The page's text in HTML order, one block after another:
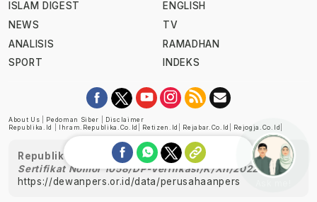
ISLAM DIGEST
NEWS
ANALISIS
SPORT
ENGLISH
TV
RAMADHAN
INDEKS
About Us Pedoman Siber
Disclaimer
Republika.id
Ihram.republika.co.id Retizen.id Rejabar.co.id Rejogja.co.id
Republika telah diverifikasi oleh Dewan Pers
Sertifikat Nomor 1058/DP-Verifikasi/K/XII/2022
https://dewanpers.or.id/data/perusahaanpers